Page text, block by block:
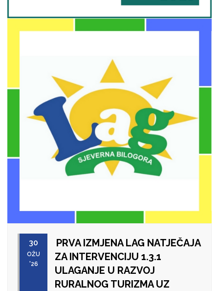
30
OŽU
'26
PRVA IZMJENA LAG NATJEČAJA
ZA INTERVENCIJU 1.3.1
ULAGANJE U RAZVOJ
RURALNOG TURIZMA UZ